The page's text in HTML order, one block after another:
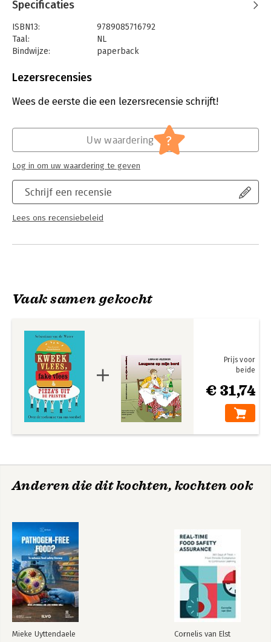
zonnestraal bij kan? Printen we thuis pizza’s met een 3D-
beloofde maaltijdpillen? Dit nieuwe deel van de serie Pocket
Science praat je in no-time bij over het eten van de toekomst.
Specificaties
ISBN13:
9789085716792
Taal:
NL
Bindwijze:
paperback
Uitgever:
Verschijningsdatum:
10-3-2020
Wetenschap en techniek
Pocket Science
Lezersrecensies
Wees de eerste die een lezersrecensie schrijft!
Schrijf een recensie
Lees ons recensiebeleid
Uw waardering ?
Log in om uw waardering te geven
Vaak samen gekocht
€ 31,74
Prijs voor
beide
Anderen die dit kochten, kochten ook
Mieke Uyttendaele Cornelis van Elst